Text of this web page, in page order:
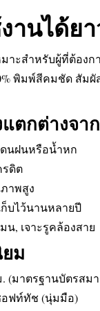
านได้ย
าะสำหรับผู้ที่ต้อง
พิมพ์สีคมชัด สัมผั
ตกต่างจา
ดนฝนหรือน้ำหก
รดิต
าพสูง
บไว้นานหลายปี
, เจาะรูคล้องสาย
ม
(มาตรฐานบัตรสม
อฟท์ทัช (นุ่มมือ)